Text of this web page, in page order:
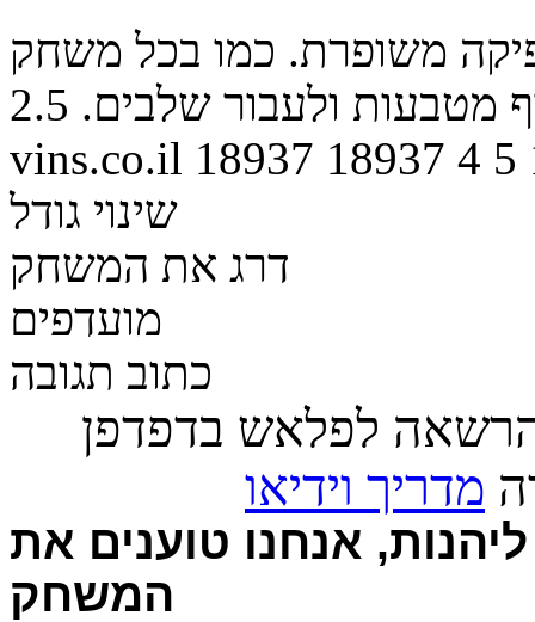
משופרת. כמו בכל משחק
מטבעות ולעבור שלבים. 2.5
vins.co.il 18937 18937 4 5
שינוי גודל
דרג את המשחק
מועדפים
כתוב תגובה
לפלאש בדפדפן
מדריך וידיאו
אנחנו טוענים את
המשחק